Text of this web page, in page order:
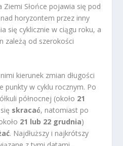
Słońce pojawia się pod
horyzontem przez inny
się cyklicznie w ciągu roku, a
zależą od szerokości
kierunek zmian długości
punkty w cyklu rocznym. Po
północnej (około 21
skracać, natomiast po
21 lub 22 grudnia)
. Najdłuższy i najkrótszy